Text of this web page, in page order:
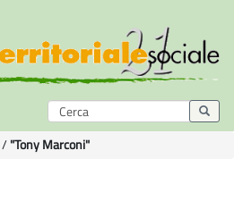
/"Tony Marconi"